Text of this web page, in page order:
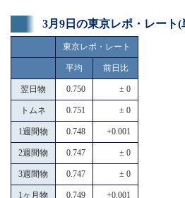
3月9日の東京レポ・レート
東京レポ・レート
平均 前日比
翌日物 0.750 ± 0
トムネ 0.751 ± 0
1週間物 0.748 +0.001
2週間物 0.747 ± 0
3週間物 0.747 ± 0
1ヶ月物 0.749 +0.001